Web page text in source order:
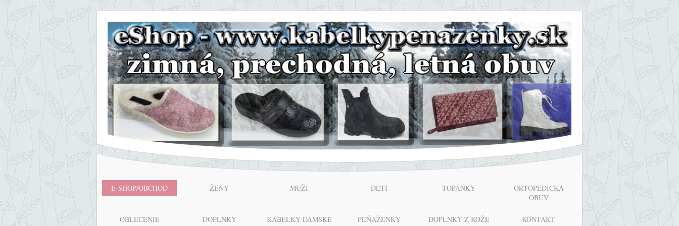
E-SHOP/OBCHOD ŽENY MUŽI DETI TOPÁNKY
ORTOPEDICKÁ
OBUV
OBLEČENIE DOPLNKY KABELKY DÁMSKE PEŇAŽENKY DOPLNKY Z KOŽE KONTAKT